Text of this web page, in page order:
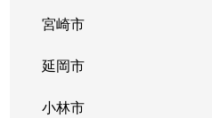
宮崎市
延岡市
小林市